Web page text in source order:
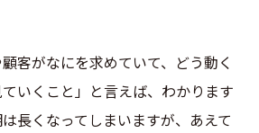
客がなにを求めていて、どう動く
いくこと」と言えば、わかります
長くなってしまいますが、あえて